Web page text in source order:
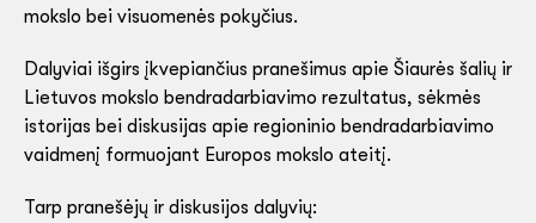
mokslo bei visuomenės pokyčius.
Dalyviai išgirs įkvepiančius pranešimus apie Šiaurės šalių ir
Lietuvos mokslo bendradarbiavimo rezultatus, sėkmės
istorijas bei diskusijas apie regioninio bendradarbiavimo
vaidmenį formuojant Europos mokslo ateitį.
Tarp pranešėjų ir diskusijos dalyvių: